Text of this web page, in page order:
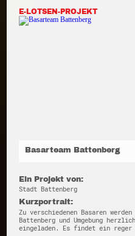
E-LOTSEN-PROJEKT
Basarteam Battenberg
Ein Projekt von:
Stadt Battenberg
Kurzportrait:
Zu verschiedenen Basaren
Battenberg und Umgebung
eingeladen. Es findet ein reger